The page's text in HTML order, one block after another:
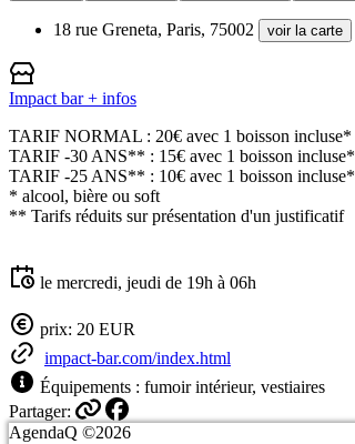
18 rue Greneta, Paris, 75002 voir la carte
Impact bar + infos
TARIF NORMAL : 20€ avec 1 boisson incluse*
TARIF -30 ANS** : 15€ avec 1 boisson incluse*
TARIF -25 ANS** : 10€ avec 1 boisson incluse*
* alcool, bière ou soft
** Tarifs réduits sur présentation d'un justificatif
le mercredi, jeudi de 19h à 06h
prix: 20 EUR
impact-bar.com/index.html
Équipements : fumoir intérieur, vestiaires
Partager:
AgendaQ ©2026